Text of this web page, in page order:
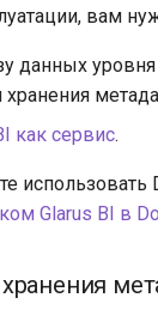
вам
данных
хранения
как сервис.
использовать
Glarus BI в